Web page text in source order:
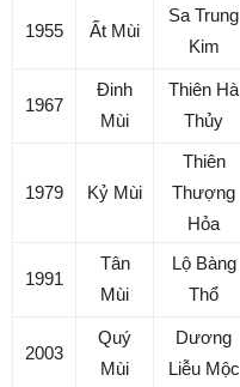
1955 Ất Mùi
Sa Trung
Kim
1967
Đinh
Mùi
Thiên Hà
Thủy
1979 Kỷ Mùi
Thiên
Thượng
Hỏa
1991
Tân
Mùi
Lộ Bàng
Thổ
2003
Quý
Mùi
Dương
Liễu Mộc